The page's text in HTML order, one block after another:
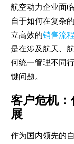
航空动力企业面
自于如何在复杂
立高效的销售流程
是在涉及航天、
何统一管理不同
键问题。
客户危机
展
作为国内领先的